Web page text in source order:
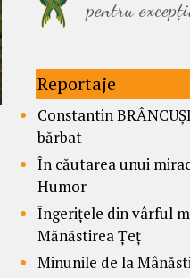
Reportaje
Constantin
bărbat
În căutarea unui
Humor
Îngerițele din vârful
Mănăstirea Țeț
Minunile de la